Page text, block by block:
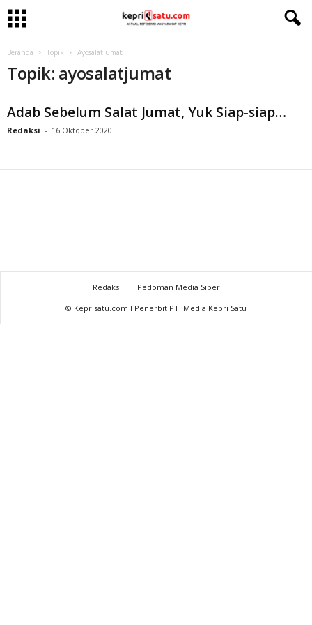
Beranda Topik Ayosalatjumat
Topik: ayosalatjumat
Adab Sebelum Salat Jumat, Yuk Siap-siap…
Redaksi - 16 Oktober 2020
Redaksi
Pedoman Media Siber
© Keprisatu.com I Penerbit PT. Media Kepri Satu